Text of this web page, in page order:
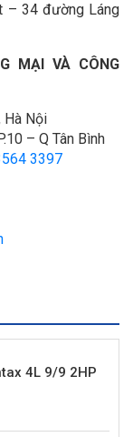
– 34 đường Láng
MẠI VÀ CÔNG
Hà Nội
– Q Tân Bình
3397
4L 9/9 2HP